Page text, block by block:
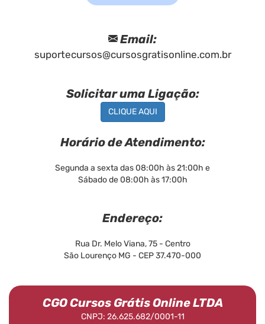
Email:
suportecursos@cursosgratisonline.com.br
Solicitar uma Ligação:
CLIQUE AQUI
Horário de Atendimento:
Segunda a sexta das 08:00h às 21:00h e
Sábado de 08:00h às 17:00h
Endereço:
Rua Dr. Melo Viana, 75 - Centro
São Lourenço MG - CEP 37.470-000
CGO Cursos Grátis Online LTDA
CNPJ: 26.625.682/0001-11